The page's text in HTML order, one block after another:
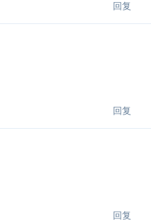
回复
回复
回复